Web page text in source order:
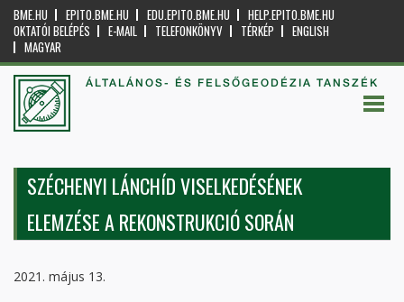
BME.HU EPITO.BME.HU EDU.EPITO.BME.HU
HELP.EPITO.BME.HU
OKTATÓI BELÉPÉS
E-MAIL TELEFONKÖNYV TÉRKÉP
ENGLISH
MAGYAR
ÁLTALÁNOS- ÉS FELSŐGEODÉZIA TANSZÉK
SZÉCHENYI LÁNCHÍD VISELKEDÉSÉNEK
ELEMZÉSE A REKONSTRUKCIÓ SORÁN
2021. május 13.